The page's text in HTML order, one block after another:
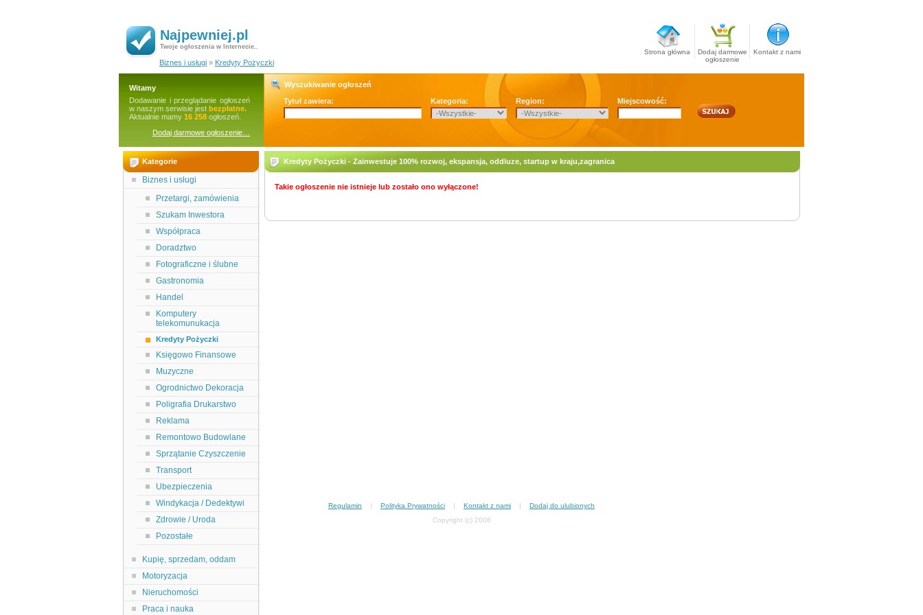
Najpewniej.pl
Twoje ogłoszenia w Internecie..
Strona główna
Dodaj darmowe
ogłoszenie
Kontakt z nami
Biznes i usługi » Kredyty Pożyczki
Witamy
Dodawanie i przeglądanie ogłoszeń
w naszym serwisie jest bezpłatne.
Aktualnie mamy 16 258 ogłoszeń.
Dodaj darmowe ogłoszenie…
Wyszukiwanie ogłoszeń
Tytuł zawiera:
Kategoria: Region: Miejscowość:
Kategorie
Biznes i usługi
Przetargi, zamówienia
Szukam Inwestora
Współpraca
Doradztwo
Fotograficzne i ślubne
Gastronomia
Handel
Komputery
telekomunukacja
Kredyty Pożyczki
Księgowo Finansowe
Muzyczne
Ogrodnictwo Dekoracja
Poligrafia Drukarstwo
Reklama
Remontowo Budowlane
Sprzątanie Czyszczenie
Transport
Ubezpieczenia
Windykacja / Dedektywi
Zdrowie / Uroda
Pozostałe
Kupię, sprzedam, oddam
Motoryzacja
Nieruchomości
Praca i nauka
Kredyty Pożyczki - Zainwestuje 100% rozwoj, ekspansja, oddluze, startup w kraju,zagranica
Takie ogłoszenie nie istnieje lub zostało ono wyłączone!
Regulamin | Polityka Prywatności | Kontakt z nami | Dodaj do ulubionych
Copyright (c) 2008